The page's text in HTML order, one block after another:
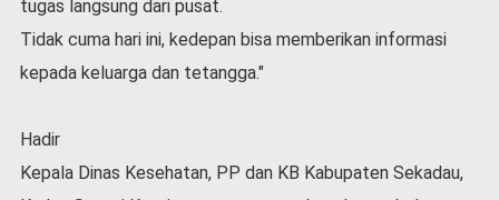
tugas langsung dari pusat.
Tidak cuma hari ini, kedepan bisa memberikan informasi
kepada keluarga dan tetangga."
Hadir
Kepala Dinas Kesehatan, PP dan KB Kabupaten Sekadau,